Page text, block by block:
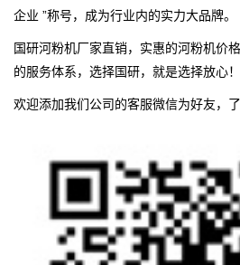
企业 ”称号，成为行业内的实力大品牌。
国研河粉机厂家直销，实惠的河粉机价
的服务体系，选择国研，就是选择放心！
欢迎添加我们公司的客服微信为好友，